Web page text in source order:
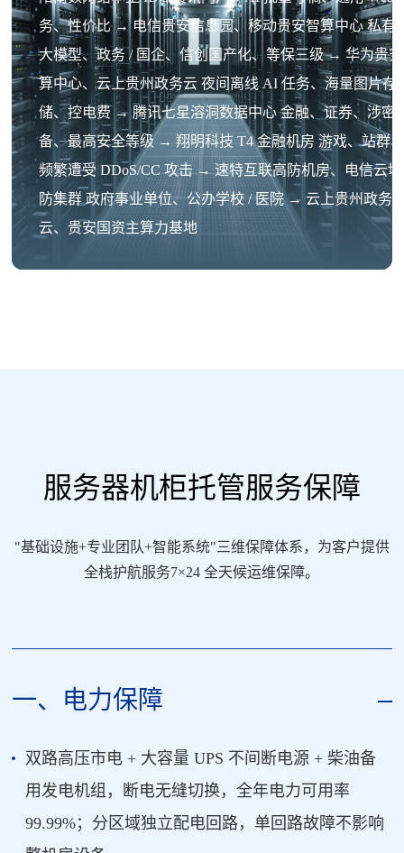
务、性价比 → 电信贵安信息园、移动贵安智算中心 私有
大模型、政务 / 国企、信创国产化、等保三级 → 华为贵
算中心、云上贵州政务云 夜间离线 AI 任务、海量图片存
储、控电费 → 腾讯七星溶洞数据中心 金融、证券、涉密
备、最高安全等级 → 翔明科技 T4 金融机房 游戏、站群
频繁遭受 DDoS/CC 攻击 → 速特互联高防机房、电信云
防集群 政府事业单位、公办学校 / 医院 → 云上贵州政务
云、贵安国资主算力基地
服务器机柜托管服务保障
"基础设施+专业团队+智能系统"三维保障体系，为客户提供
全栈护航服务7×24 全天候运维保障。
一、电力保障
双路高压市电 + 大容量 UPS 不间断电源 + 柴油备
用发电机组，断电无缝切换，全年电力可用率
99.99%；分区域独立配电回路，单回路故障不影响